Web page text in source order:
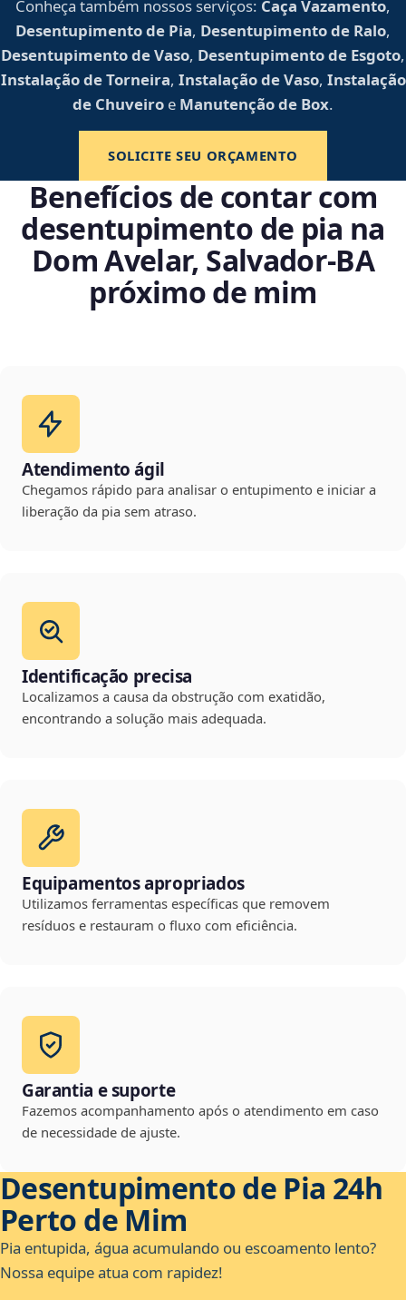
Conheça também nossos serviços: Caça Vazamento,
Desentupimento de Pia, Desentupimento de Ralo,
Desentupimento de Vaso, Desentupimento de Esgoto,
Instalação de Torneira, Instalação de Vaso, Instalação
de Chuveiro e Manutenção de Box.
SOLICITE SEU ORÇAMENTO
Benefícios de contar com
desentupimento de pia na
Dom Avelar, Salvador‑BA
próximo de mim
Atendimento ágil
Chegamos rápido para analisar o entupimento e iniciar a
liberação da pia sem atraso.
Identificação precisa
Localizamos a causa da obstrução com exatidão,
encontrando a solução mais adequada.
Equipamentos apropriados
Utilizamos ferramentas específicas que removem
resíduos e restauram o fluxo com eficiência.
Garantia e suporte
Fazemos acompanhamento após o atendimento em caso
de necessidade de ajuste.
Desentupimento de Pia 24h
Perto de Mim
Pia entupida, água acumulando ou escoamento lento?
Nossa equipe atua com rapidez!